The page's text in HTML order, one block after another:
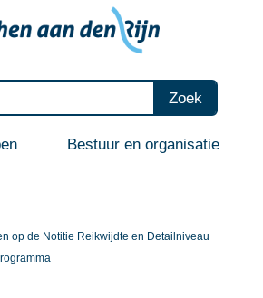
Zoek
Bestuur en organisatie
op de Notitie Reikwijdte en Detailniveau